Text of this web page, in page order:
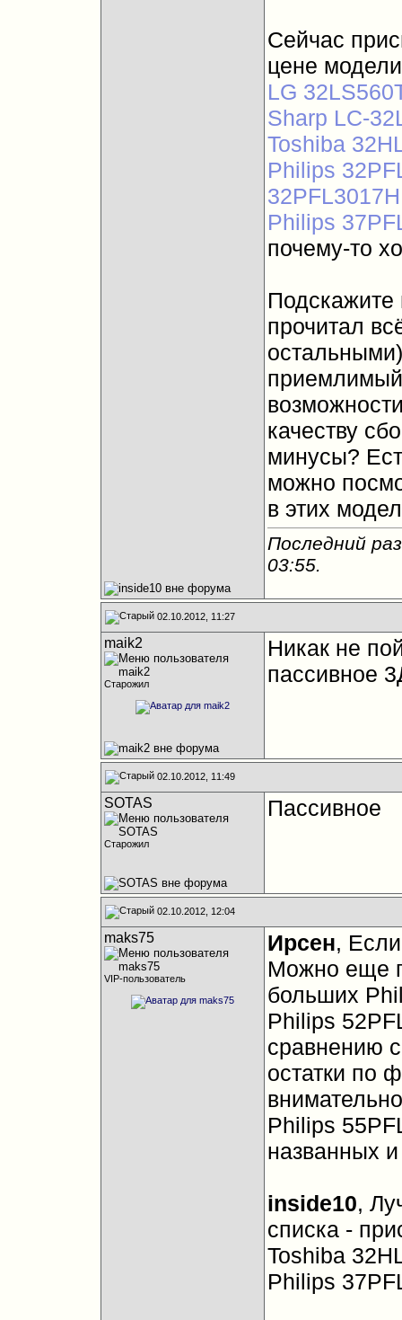
Сейчас
цене
LG
Sharp LC-
Toshiba
Philips
32PFL3017H
Philips
почему-то
прочитал
качеству
минусы?
можно
в этих
Последний
03:55.
02.10.2012, 11:27
maik2
Старожил
Никак не
пассивное
02.10.2012, 11:49
SOTAS
Старожил
Пассивное
02.10.2012, 12:04
maks75
VIP-пользователь
Ирсен,
Можно еще
больших
Philips
сравнению
остатки по
Philips
названных
inside10,
списка -
Toshiba
Philips